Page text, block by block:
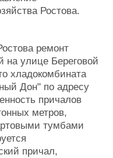
флота
службы
Ростова.
ремонт
на улице Береговой
хладокомбината
Дон" по адресу
причалов
метров,
тумбами
причал,